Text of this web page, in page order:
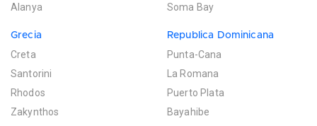
Alanya
Soma Bay
Grecia
Creta
Santorini
Rhodos
Zakynthos
Republica Dominicana
Punta-Cana
La Romana
Puerto Plata
Bayahibe